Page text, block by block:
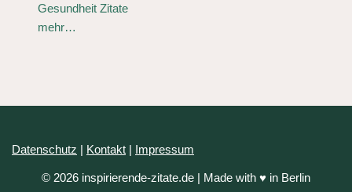
Gesundheit Zitate
mehr…
Datenschutz | Kontakt | Impressum
© 2026 inspirierende-zitate.de | Made with ♥ in Berlin